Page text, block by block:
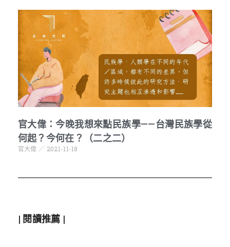
官大偉：今晚我想來點民族學——台灣民族學從
何起？今何在？（二之二）
官大偉 2021-11-18
| 閱讀推薦 |